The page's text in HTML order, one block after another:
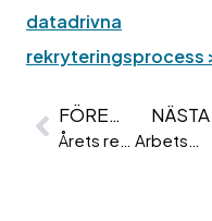
datadrivna
rekryteringsprocess
FÖREGÅENDE NÄSTA